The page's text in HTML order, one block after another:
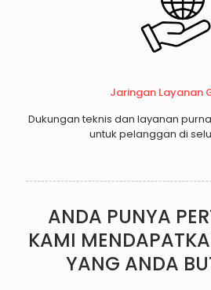
Jaringan Layanan
Dukungan teknis dan layanan
untuk pelanggan di
ANDA PUNYA
KAMI
YANG ANDA